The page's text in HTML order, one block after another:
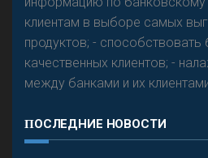
клиентам в выборе самых
продуктов; - способствовать
качественных клиентов; -
между банками и их
ПОСЛЕДНИЕ НОВОСТИ